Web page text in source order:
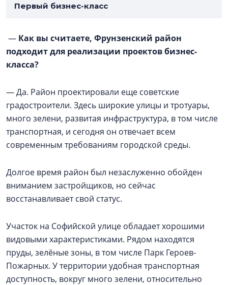
Первый бизнес-класс
— Как вы считаете, Фрунзенский район
подходит для реализации проектов бизнес-
класса?
— Да. Район проектировали еще советские
градостроители. Здесь широкие улицы и тротуары,
много зелени, развитая инфраструктура, в том числе
транспортная, и сегодня он отвечает всем
современным требованиям городской среды.
Долгое время район был незаслуженно обойден
вниманием застройщиков, но сейчас
восстанавливает свой статус.
Участок на Софийской улице обладает хорошими
видовыми характеристиками. Рядом находятся
пруды, зелёные зоны, в том числе Парк Героев-
Пожарных. У территории удобная транспортная
доступность, вокруг много зелени, относительно